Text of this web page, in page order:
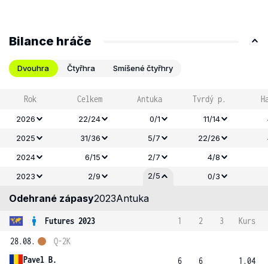
Bilance hráče
Dvouhra Čtyřhra Smíšené čtyřhry
Rok Celkem Antuka Tvrdý p.
2026 22/24 0/1 11/14
2025
31/36 5/7 22/26
2024
6/15 2/7
4/8
2023
2/9 2/5 0/3
Odehrané zápasy2023Antuka
Futures 2023 1 2 3
Kurs
28.08.
Pavel B.
Q-2K
6
6
1.04